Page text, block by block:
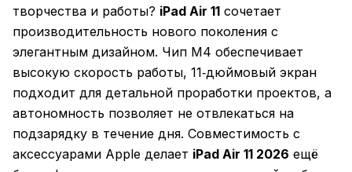
творчества и работы? iPad Air 11 сочетает
производительность нового поколения с
элегантным дизайном. Чип M4 обеспечивает
высокую скорость работы, 11‑дюймовый экран
подходит для детальной проработки проектов, а
автономность позволяет не отвлекаться на
подзарядку в течение дня. Совместимость с
аксессуарами Apple делает iPad Air 11 2026 ещё